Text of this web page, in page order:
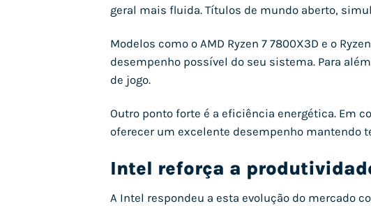
geral mais fluida. Títulos de mundo aberto,
Modelos como o AMD Ryzen 7 7800X3D e o
desempenho possível do seu sistema. Para
de jogo.
Outro ponto forte é a eficiência energética. Em
oferecer um excelente desempenho mantendo
Intel reforça a
A Intel respondeu a esta evolução do mercado